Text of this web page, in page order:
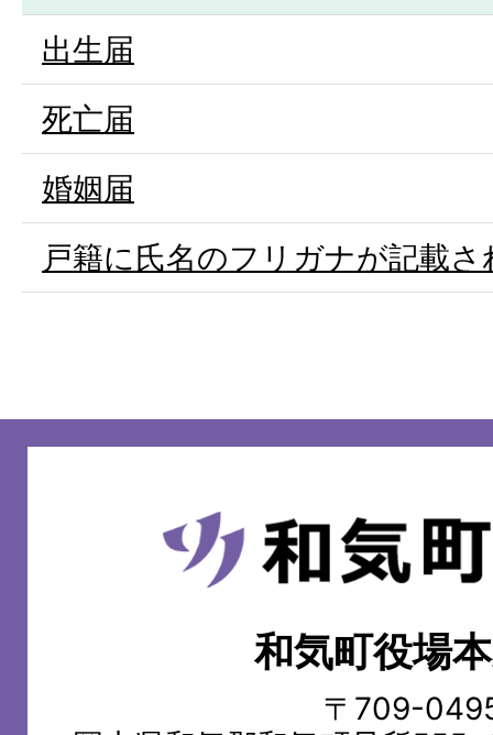
出生届
死亡届
婚姻届
戸籍に氏名のフリガナが記載さ
和
気
和気町役場
〒709-